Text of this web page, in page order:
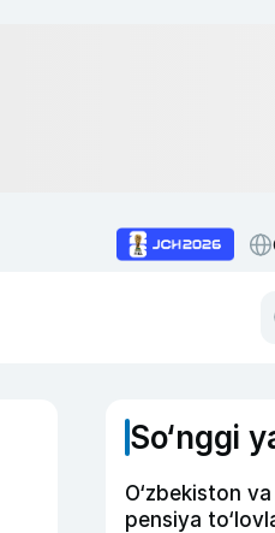
So‘nggi
O‘zbekiston
pensiya